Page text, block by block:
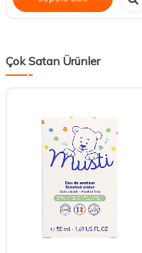
Çok Satan Ürünler